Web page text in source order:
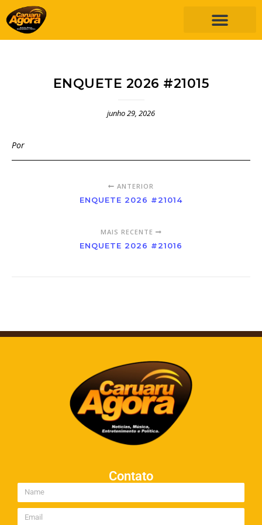
ENQUETE 2026 #21015
junho 29, 2026
Por
ANTERIOR
ENQUETE 2026 #21014
MAIS RECENTE
ENQUETE 2026 #21016
Contato